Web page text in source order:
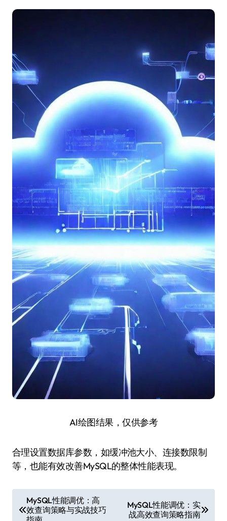
AI绘图结果，仅供参考
合理设置数据库参数，如缓冲池大小、连接数限制
等，也能有效改善MySQL的整体性能表现。
章
MySQL性能调优：高
效查询策略与实战技巧
MySQL性能调优：实
战高效查询策略指南